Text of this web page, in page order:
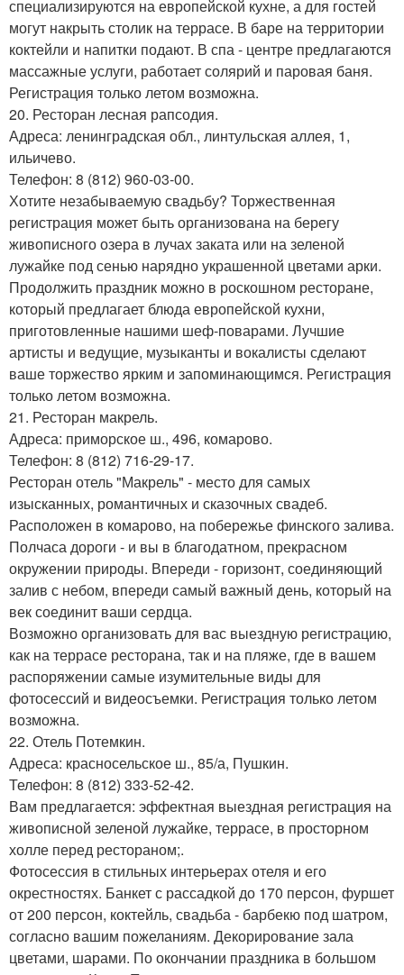
специализируются на европейской кухне, а для гостей
могут накрыть столик на террасе. В баре на территории
коктейли и напитки подают. В спа - центре предлагаются
массажные услуги, работает солярий и паровая баня.
Регистрация только летом возможна.
20. Ресторан лесная рапсодия.
Адреса: ленинградская обл., линтульская аллея, 1,
ильичево.
Телефон: 8 (812) 960-03-00.
Хотите незабываемую свадьбу? Торжественная
регистрация может быть организована на берегу
живописного озера в лучах заката или на зеленой
лужайке под сенью нарядно украшенной цветами арки.
Продолжить праздник можно в роскошном ресторане,
который предлагает блюда европейской кухни,
приготовленные нашими шеф-поварами. Лучшие
артисты и ведущие, музыканты и вокалисты сделают
ваше торжество ярким и запоминающимся. Регистрация
только летом возможна.
21. Ресторан макрель.
Адреса: приморское ш., 496, комарово.
Телефон: 8 (812) 716-29-17.
Ресторан отель "Макрель" - место для самых
изысканных, романтичных и сказочных свадеб.
Расположен в комарово, на побережье финского залива.
Полчаса дороги - и вы в благодатном, прекрасном
окружении природы. Впереди - горизонт, соединяющий
залив с небом, впереди самый важный день, который на
век соединит ваши сердца.
Возможно организовать для вас выездную регистрацию,
как на террасе ресторана, так и на пляже, где в вашем
распоряжении самые изумительные виды для
фотосессий и видеосъемки. Регистрация только летом
возможна.
22. Отель Потемкин.
Адреса: красносельское ш., 85/а, Пушкин.
Телефон: 8 (812) 333-52-42.
Вам предлагается: эффектная выездная регистрация на
живописной зеленой лужайке, террасе, в просторном
холле перед рестораном;.
Фотосессия в стильных интерьерах отеля и его
окрестностях. Банкет с рассадкой до 170 персон, фуршет
от 200 персон, коктейль, свадьба - барбекю под шатром,
согласно вашим пожеланиям. Декорирование зала
цветами, шарами. По окончании праздника в большом